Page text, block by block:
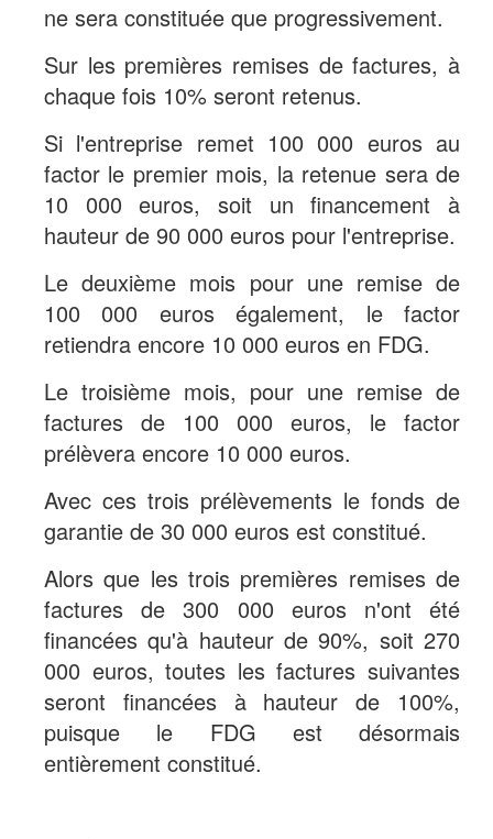
ne sera constituée que progressivement.
Sur les premières remises de factures, à
chaque fois 10% seront retenus.
Si l'entreprise remet 100 000 euros au
factor le premier mois, la retenue sera de
10 000 euros, soit un financement à
hauteur de 90 000 euros pour l'entreprise.
Le deuxième mois pour une remise de
100 000 euros également, le factor
retiendra encore 10 000 euros en FDG.
Le troisième mois, pour une remise de
factures de 100 000 euros, le factor
prélèvera encore 10 000 euros.
Avec ces trois prélèvements le fonds de
garantie de 30 000 euros est constitué.
Alors que les trois premières remises de
factures de 300 000 euros n'ont été
financées qu'à hauteur de 90%, soit 270
000 euros, toutes les factures suivantes
seront financées à hauteur de 100%,
puisque le FDG est désormais
entièrement constitué.